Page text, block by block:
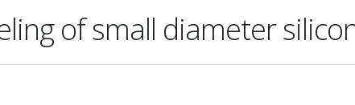
of small diameter